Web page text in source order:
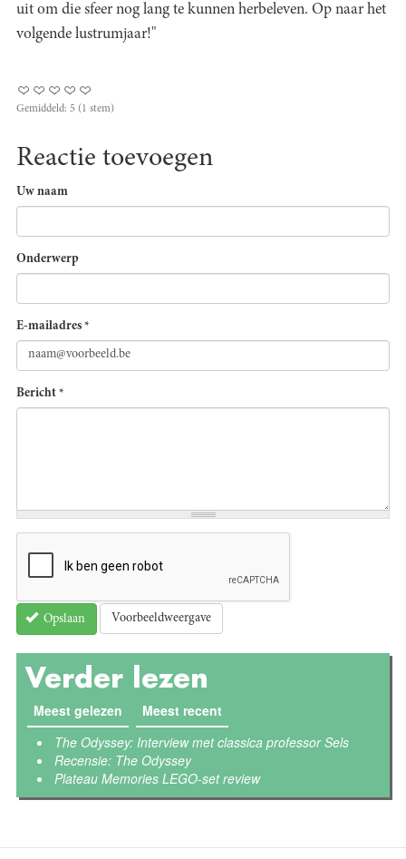
uit om die sfeer nog lang te kunnen herbeleven. Op naar het
volgende lustrumjaar!"
Gemiddeld: 5 (1 stem)
Reactie toevoegen
Uw naam
Onderwerp
E-mailadres *
Bericht *
Opslaan Voorbeeldweergave
Verder lezen
Meest gelezen Meest recent
The Odyssey: Interview met classica professor Sels
Recensie: The Odyssey
Plateau Memories LEGO-set review